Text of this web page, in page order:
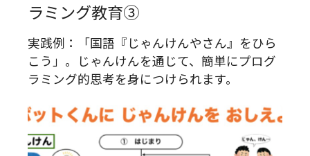
ラミング教育③
実践例：「国語『じゃんけんやさん』をひら
こう」。じゃんけんを通じて、簡単にプログ
ラミング的思考を身につけられます。